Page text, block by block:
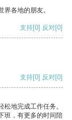
各地的朋友。
支持[0] 反对[0]
支持[0] 反对[0]
地完成工作任务。
班，有更多的时间陪